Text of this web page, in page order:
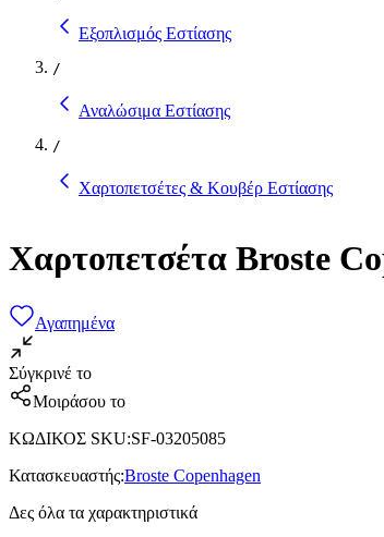
Εξοπλισμός Εστίασης
/
Αναλώσιμα Εστίασης
/
Χαρτοπετσέτες & Κουβέρ Εστίασης
Χαρτοπετσέτα Broste
Αγαπημένα
Σύγκρινέ το
Μοιράσου το
ΚΩΔΙΚΟΣ SKU:SF-03205085
Κατασκευαστής:Broste Copenhagen
Δες όλα τα χαρακτηριστικά